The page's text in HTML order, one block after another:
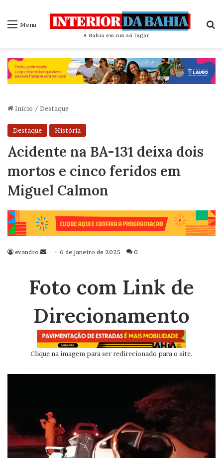
Menu
Início / Destaque
Destaque História
Acidente na BA-131 deixa dois
mortos e cinco feridos em
Miguel Calmon
evandro
Mande
mail
6 de janeiro de 2025 0
Foto com Link de
Direcionamento
Clique na imagem para ser redirecionado para o site.